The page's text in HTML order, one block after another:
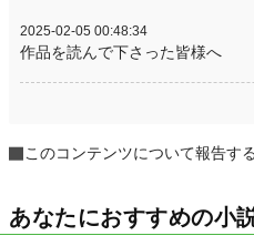
2025-02-05 00:48:34
作品を読んで下さった皆様へ
このコンテンツについて報告する
あなたにおすすめの小